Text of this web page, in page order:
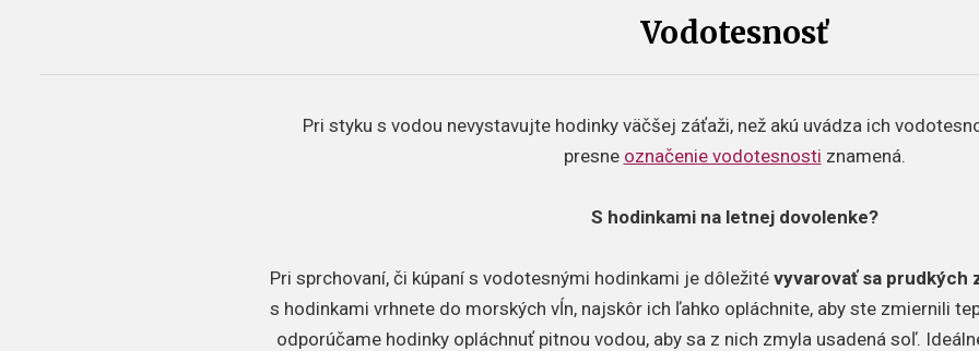
Vodotesnosť
Pri styku s vodou nevystavujte hodinky väčšej záťaži, než akú uvádza ich
presne označenie vodotesnosti znamená.
S hodinkami na letnej dovolenke?
Pri sprchovaní, či kúpaní s vodotesnými hodinkami je dôležité vyvarovať sa
s hodinkami vrhnete do morských vĺn, najskôr ich ľahko opláchnite, aby ste zmiernili
odporúčame hodinky opláchnuť pitnou vodou, aby sa z nich zmyla usadená soľ.